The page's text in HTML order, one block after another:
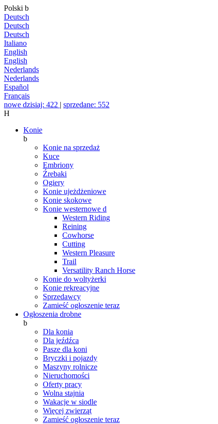
Polski b
Deutsch
Deutsch
Deutsch
Italiano
English
English
Nederlands
Nederlands
Español
Français
nowe dzisiaj: 422 | sprzedane: 552
H
Konie
b
Konie na sprzedaż
Kuce
Embriony
Źrebaki
Ogiery
Konie ujeżdżeniowe
Konie skokowe
Konie westernowe d
Western Riding
Reining
Cowhorse
Cutting
Western Pleasure
Trail
Versatility Ranch Horse
Konie do woltyżerki
Konie rekreacyjne
Sprzedawcy
Zamieść ogłoszenie teraz
Ogłoszenia drobne
b
Dla konia
Dla jeźdźca
Pasze dla koni
Bryczki i pojazdy
Maszyny rolnicze
Nieruchomości
Oferty pracy
Wolna stajnia
Wakacje w siodle
Więcej zwierząt
Zamieść ogłoszenie teraz